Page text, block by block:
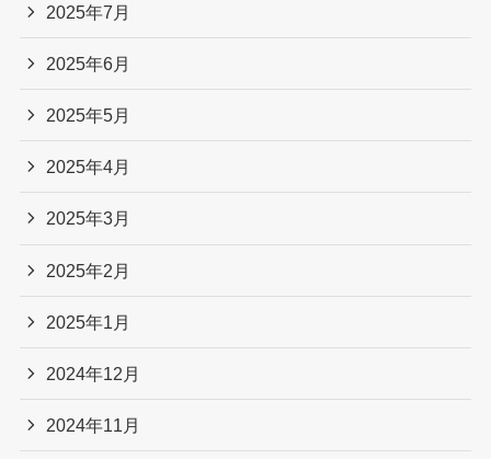
2025年7月
2025年6月
2025年5月
2025年4月
2025年3月
2025年2月
2025年1月
2024年12月
2024年11月